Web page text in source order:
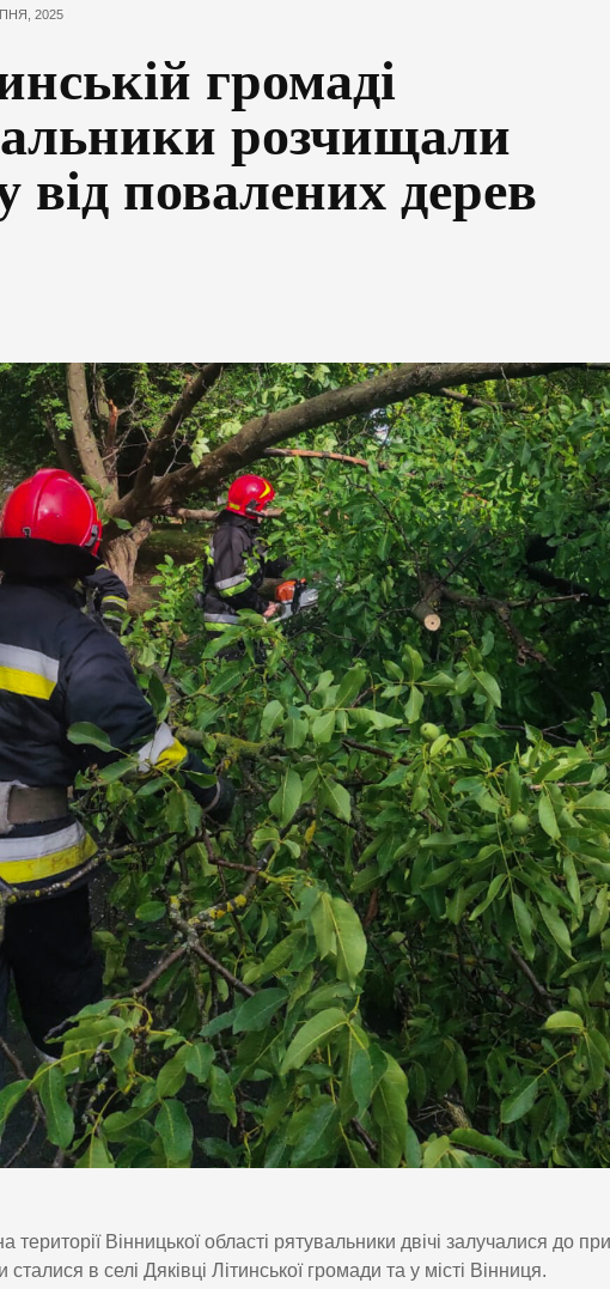
2025
громаді
розчищали
від повалених дерев
території Вінницької області рятувальники двічі залучалися до
сталися в селі Дяківці Літинської громади та у місті Вінниця.